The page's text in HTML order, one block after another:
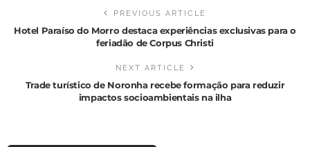
PREVIOUS ARTICLE
Hotel Paraíso do Morro destaca experiências exclusivas para o
feriadão de Corpus Christi
NEXT ARTICLE
Trade turístico de Noronha recebe formação para reduzir
impactos socioambientais na ilha